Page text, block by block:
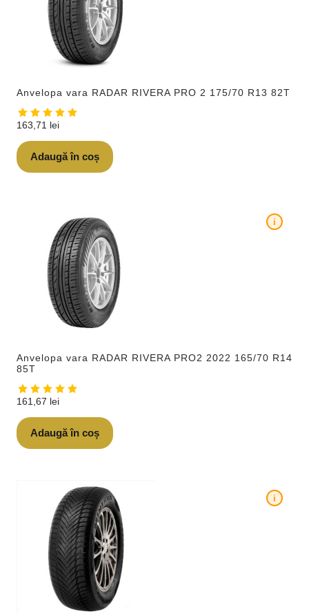
Anvelopa vara RADAR RIVERA PRO 2 175/70 R13 82T
163,71 lei
Adaugă în coș
Anvelopa vara RADAR RIVERA PRO2 2022 165/70 R14
85T
i
161,67 lei
Adaugă în coș
i